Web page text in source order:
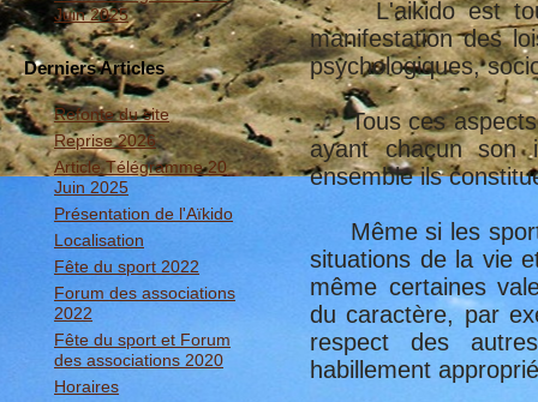
Juin 2025
Derniers Articles
Refonte du site
Reprise 2026
Article Télégramme 20
Juin 2025
Présentation de l'Aïkido
Localisation
Fête du sport 2022
Forum des associations
2022
Fête du sport et Forum
des associations 2020
Horaires
L'aikido est tout
manifestation des
psychologiques,
Tous ces aspects
ayant chacun son
ensemble ils
Même si les
situations de la vie
même certaines
du caractère, par
respect des
habillement